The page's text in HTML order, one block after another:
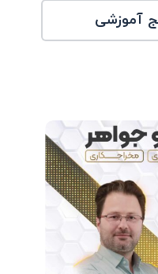
آموزشی